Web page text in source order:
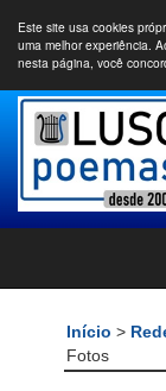
Este site usa cookies
uma melhor experiência.
nesta página, você
Início >
Fotos